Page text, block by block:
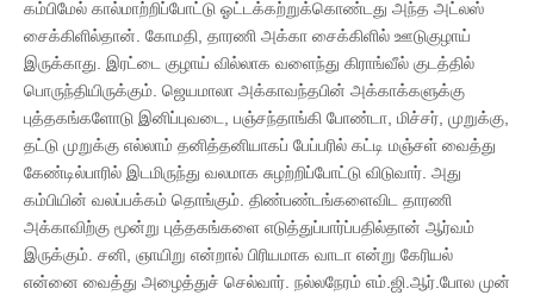
கம்பிமேல் கால்மாற்றிப்போட்டு ஓட்டக்கற்றுக்கொண்டது அந்த அட்லஸ்
சைக்கிளில்தான். கோமதி, தாரணி அக்கா சைக்கிளில் ஊடுகுழாய்
இருக்காது. இரட்டை குழாய் வில்லாக வளைந்து கிராங்வீல் குடத்தில்
பொருந்தியிருக்கும். ஜெயமாலா அக்காவந்தபின் அக்காக்களுக்கு
புத்தகங்களோடு இனிப்புவடை, பஞ்சந்தாங்கி போண்டா, மிச்சர், முறுக்கு,
தட்டு முறுக்கு எல்லாம் தனித்தனியாகப் பேப்பரில் கட்டி மஞ்சள் வைத்து
கேண்டில்பாரில் இடமிருந்து வலமாக சுழற்றிப்போட்டு விடுவார். அது
கம்பியின் வலப்பக்கம் தொங்கும். திண்பண்டங்களைவிட தாரணி
அக்காவிற்கு மூன்று புத்தகங்களை எடுத்துப்பார்ப்பதில்தான் ஆர்வம்
இருக்கும். சனி, ஞாயிறு என்றால் பிரியமாக வாடா என்று கேரியல்
என்னை வைத்து அழைத்துச் செல்வார். நல்லநேரம் எம்.ஜி.ஆர்.போல முன்